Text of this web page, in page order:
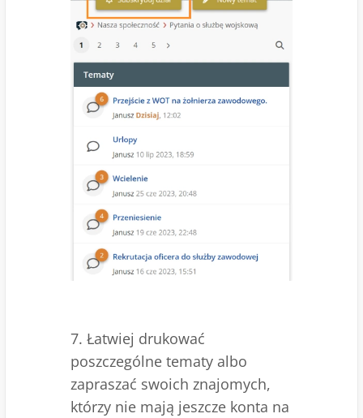
7. Łatwiej drukować
poszczególne tematy albo
zapraszać swoich znajomych,
którzy nie mają jeszcze konta na